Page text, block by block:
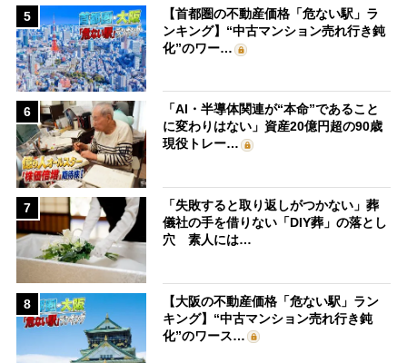
5
【首都圏の不動産価格「危ない駅」ラ
ンキング】“中古マンション売れ行き鈍
化”のワー…
6
「AI・半導体関連が“本命”であること
に変わりはない」資産20億円超の90歳
現役トレー…
7
「失敗すると取り返しがつかない」葬
儀社の手を借りない「DIY葬」の落とし
穴 素人には…
8
【大阪の不動産価格「危ない駅」ラン
キング】“中古マンション売れ行き鈍
化”のワース…